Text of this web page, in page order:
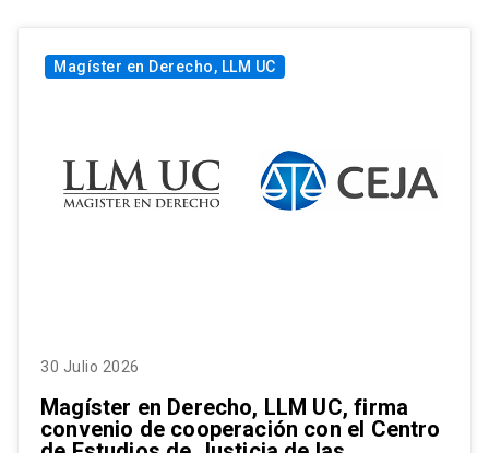
Magíster en Derecho, LLM UC
30 Julio 2026
Magíster en Derecho, LLM UC, firma
convenio de cooperación con el Centro